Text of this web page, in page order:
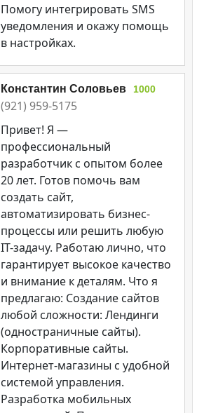
Помогу интегрировать SMS
уведомления и окажу помощь
в настройках.
Константин Соловьев 1000
(921) 959-5175
Привет! Я —
профессиональный
разработчик с опытом более
20 лет. Готов помочь вам
создать сайт,
автоматизировать бизнес-
процессы или решить любую
IT-задачу. Работаю лично, что
гарантирует высокое качество
и внимание к деталям. Что я
предлагаю: Создание сайтов
любой сложности: Лендинги
(одностраничные сайты).
Корпоративные сайты.
Интернет-магазины с удобной
системой управления.
Разработка мобильных